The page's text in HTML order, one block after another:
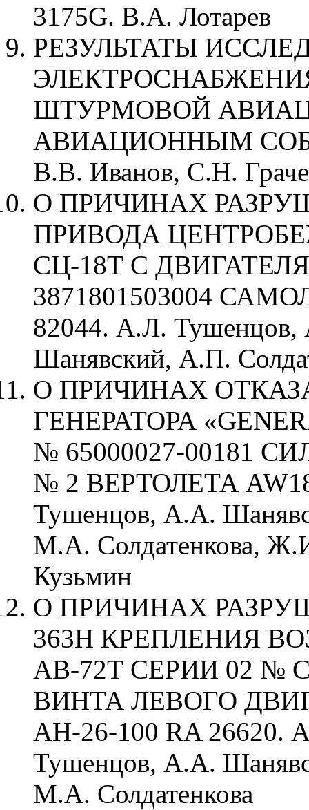
3175G. В.А. Лотарев
РЕЗУЛЬТАТЫ
ШТУРМОВОЙ
АВИАЦИОННЫМ
В.В. Иванов, С.Н.
О ПРИЧИНАХ
ПРИВОДА
СЦ-18Т С
3871801503004
82044. А.Л.
Шанявский, А.П.
О ПРИЧИНАХ
ГЕНЕРАТОРА
№ 65000027-00181
№ 2 ВЕРТОЛЕТА
Тушенцов, А.А.
М.А. Солдатенкова,
Кузьмин
О ПРИЧИНАХ
363Н КРЕПЛЕНИЯ
АВ-72Т СЕРИИ 02 №
ВИНТА ЛЕВОГО
АН-26-100 RA 26620.
Тушенцов, А.А.
М.А. Солдатенкова